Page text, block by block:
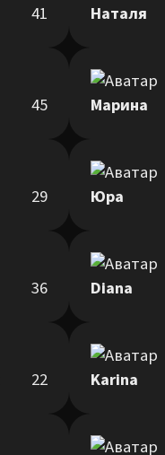
41 Наталя
45 Марина
29 Юра
36 Diana
22 Karina